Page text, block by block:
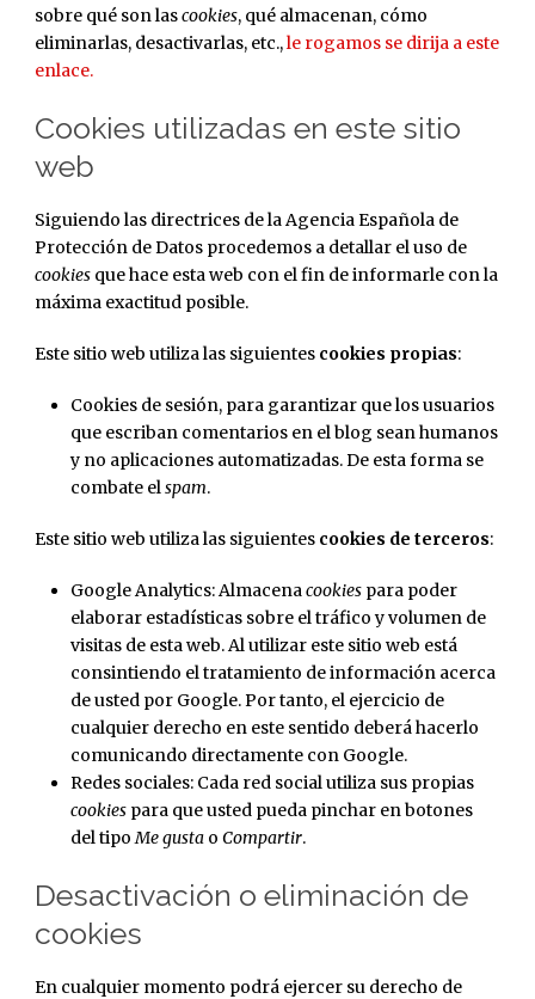
sobre qué son lascookies, qué almacenan, cómo
eliminarlas, desactivarlas, etc.,le rogamos se dirija a este
enlace.
Cookies utilizadas en este sitio
web
Siguiendo las directrices de la Agencia Española de
Protección de Datos procedemos a detallar el uso de
cookies que hace esta web con el fin de informarle con la
máxima exactitud posible.
Este sitio web utiliza las siguientes cookies propias:
Cookies de sesión, para garantizar que los usuarios
que escriban comentarios en el blog sean humanos
y no aplicaciones automatizadas. De esta forma se
combate elspam.
Este sitio web utiliza las siguientes cookies de terceros:
Google Analytics: Almacenacookies para poder
elaborar estadísticas sobre el tráfico y volumen de
visitas de esta web. Al utilizar este sitio web está
consintiendo el tratamiento de información acerca
de usted por Google. Por tanto, el ejercicio de
cualquier derecho en este sentido deberá hacerlo
comunicando directamente con Google.
Redes sociales: Cada red social utiliza sus propias
cookies para que usted pueda pinchar en botones
del tipoMe gusta o Compartir.
Desactivación o eliminación de
cookies
En cualquier momento podrá ejercer su derecho de